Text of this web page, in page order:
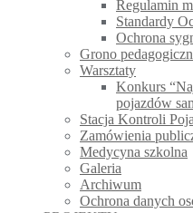
Regulamin
Standardy
Ochrona
Grono
Warsztaty
Konkurs
pojazdów
Stacja Kontroli
Zamówienia
Medycyna szkolna
Galeria
Archiwum
Ochrona danych